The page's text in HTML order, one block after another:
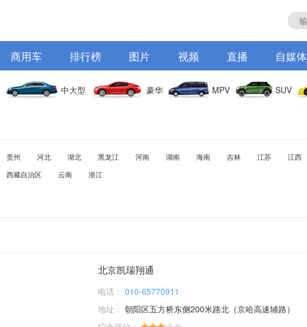
商用车 排行榜 图片 视频 直播 自媒体
中大型 豪华 MPV SUV
贵州 河北 湖北 黑龙江 河南 湖南 海南 吉林 江苏 江西
西藏自治区 云南 浙江
北京凯瑞翔通
电话： 010-65770911
地址： 朝阳区五方桥东侧200米路北（京哈高速辅路）